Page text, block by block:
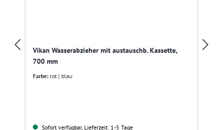
Vikan Wasserabzieher mit austauschb. Kassette,
700 mm
Farbe: rot | blau
Sofort verfügbar, Lieferzeit: 1-5 Tage